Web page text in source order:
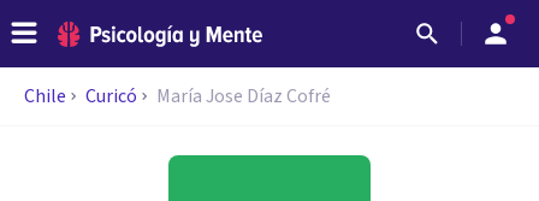
Chile Curicó María Jose Díaz Cofré